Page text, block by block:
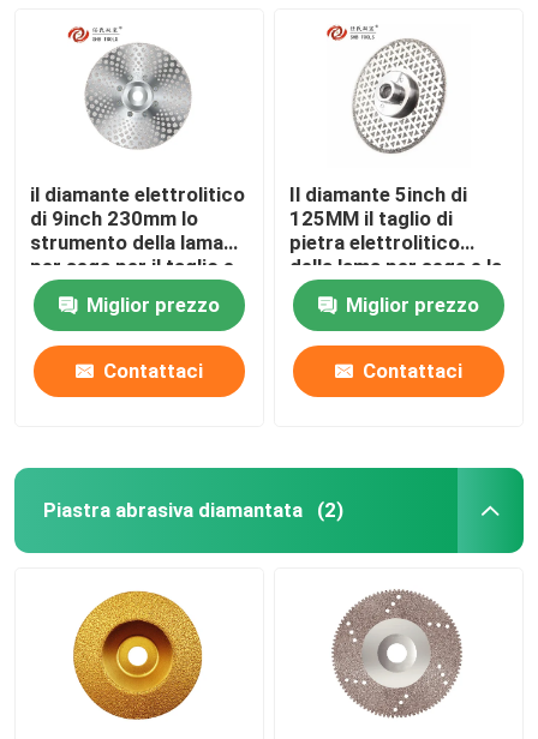
il diamante elettrolitico
di 9inch 230mm lo
strumento della lama
per sega per il taglio e
la molatura del marmo
Miglior prezzo
Contattaci
Il diamante 5inch di
125MM il taglio di
pietra elettrolitico
della lama per sega e la
molatura per granito
ceramico di marmo
Miglior prezzo
Contattaci
Piastra abrasiva diamantata (2)